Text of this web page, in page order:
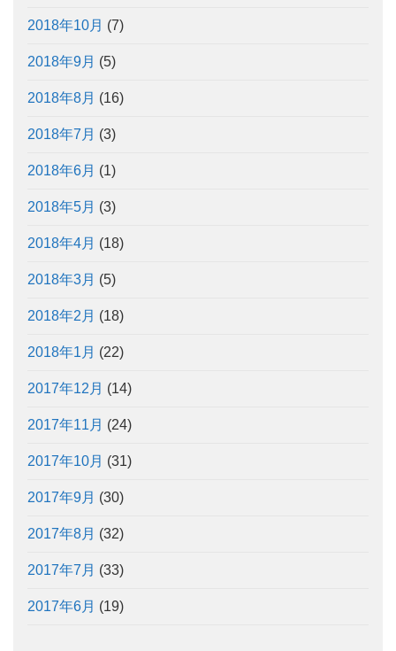
2018年10月 (7)
2018年9月 (5)
2018年8月 (16)
2018年7月 (3)
2018年6月 (1)
2018年5月 (3)
2018年4月 (18)
2018年3月 (5)
2018年2月 (18)
2018年1月 (22)
2017年12月 (14)
2017年11月 (24)
2017年10月 (31)
2017年9月 (30)
2017年8月 (32)
2017年7月 (33)
2017年6月 (19)